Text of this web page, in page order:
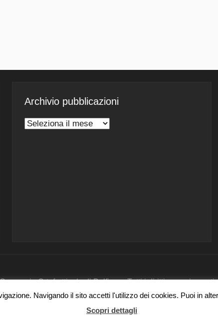
Archivio pubblicazioni
Archivio
Ortofrutticolo di Belfiore - Tutti i diritti sono
Navigando il sito accetti l'utilizzo dei cookies. Puoi in
Scopri dettagli